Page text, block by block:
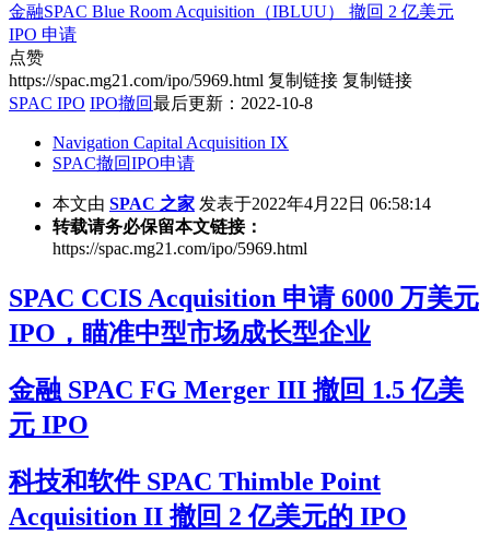
金融SPAC Blue Room Acquisition（IBLUU） 撤回 2 亿美元
IPO 申请
点赞
https://spac.mg21.com/ipo/5969.html 复制链接 复制链接
SPAC IPO IPO撤回最后更新：2022-10-8
Navigation Capital Acquisition IX
SPAC撤回IPO申请
本文由 SPAC 之家 发表于2022年4月22日 06:58:14
转载请务必保留本文链接：
https://spac.mg21.com/ipo/5969.html
SPAC CCIS Acquisition 申请 6000 万美元
IPO，瞄准中型市场成长型企业
金融 SPAC FG Merger III 撤回 1.5 亿美
元 IPO
科技和软件 SPAC Thimble Point
Acquisition II 撤回 2 亿美元的 IPO